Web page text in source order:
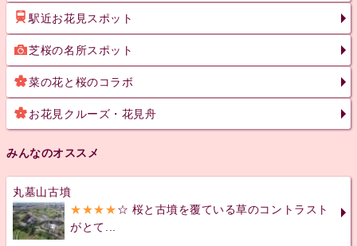
駅近お花見スポット
芝桜の名所スポット
菜の花と桜のコラボ
お花見クルーズ・花見舟
みんなのオススメ
丸墓山古墳
★★★★☆ 桜と古墳を覆ている草のコントラスト
がとて...